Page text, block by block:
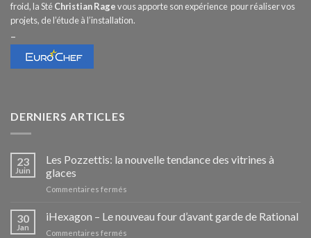
froid, la StéChristian Ragevous apporte son expérience pour réaliser vos
projets, de l’étude à l’installation.
–
DERNIERS ARTICLES
23
Juin
Les Pozzettis: la nouvelle tendance des vitrines à
glaces
Commentaires fermés
Pozzettis:
la
30
Jan
iHexagon – Le nouveau four d’avant garde de Rational
Commentaires fermés